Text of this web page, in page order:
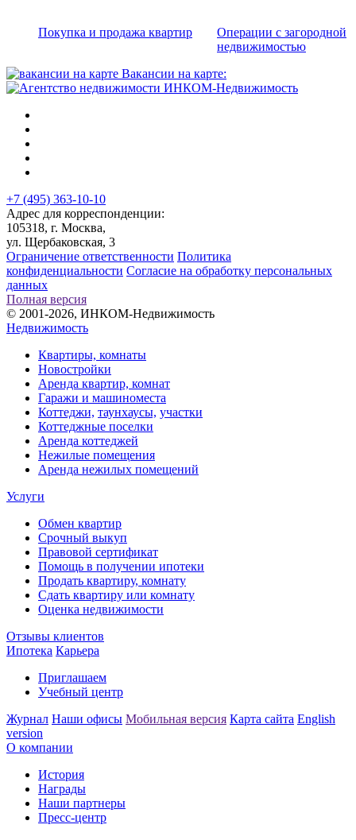
Покупка и продажа квартир
Операции с загородной
недвижимостью
Вакансии на карте:
+7 (495) 363-10-10
Адрес для корреспонденции:
105318, г. Москва,
ул. Щербаковская, 3
Ограничение ответственности Политика
конфиденциальности Согласие на обработку персональных
данных
Полная версия
© 2001-2026, ИНКОМ-Недвижимость
Недвижимость
Квартиры, комнаты
Новостройки
Аренда квартир, комнат
Гаражи и машиноместа
Коттеджи, таунхаусы, участки
Коттеджные поселки
Аренда коттеджей
Нежилые помещения
Аренда нежилых помещений
Услуги
Обмен квартир
Срочный выкуп
Правовой сертификат
Помощь в получении ипотеки
Продать квартиру, комнату
Сдать квартиру или комнату
Оценка недвижимости
Отзывы клиентов
Ипотека Карьера
Приглашаем
Учебный центр
Журнал Наши офисы Мобильная версия Карта сайта English
version
О компании
История
Награды
Наши партнеры
Пресс-центр